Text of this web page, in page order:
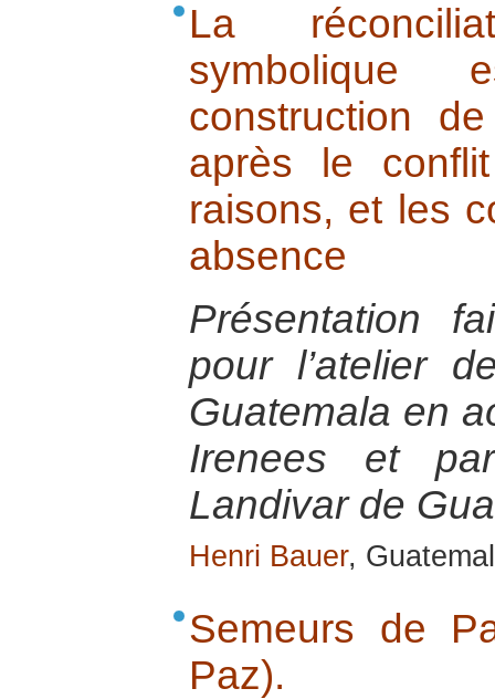
La
symbolique
construction
après le
raisons, et les
absence
Présentation
pour l’atelier
Guatemala en
Irenees et
Landivar de
Henri Bauer,
Semeurs de
Paz).